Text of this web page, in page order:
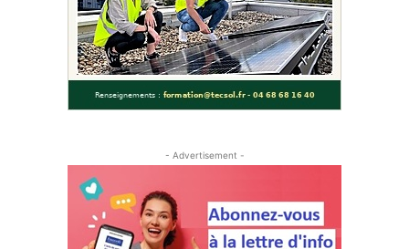
- Advertisement -